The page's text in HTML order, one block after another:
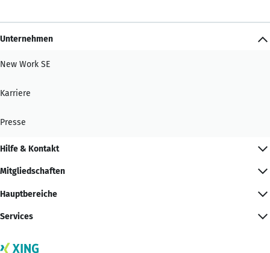
Unternehmen
New Work SE
Karriere
Presse
Hilfe & Kontakt
Mitgliedschaften
Hauptbereiche
Services